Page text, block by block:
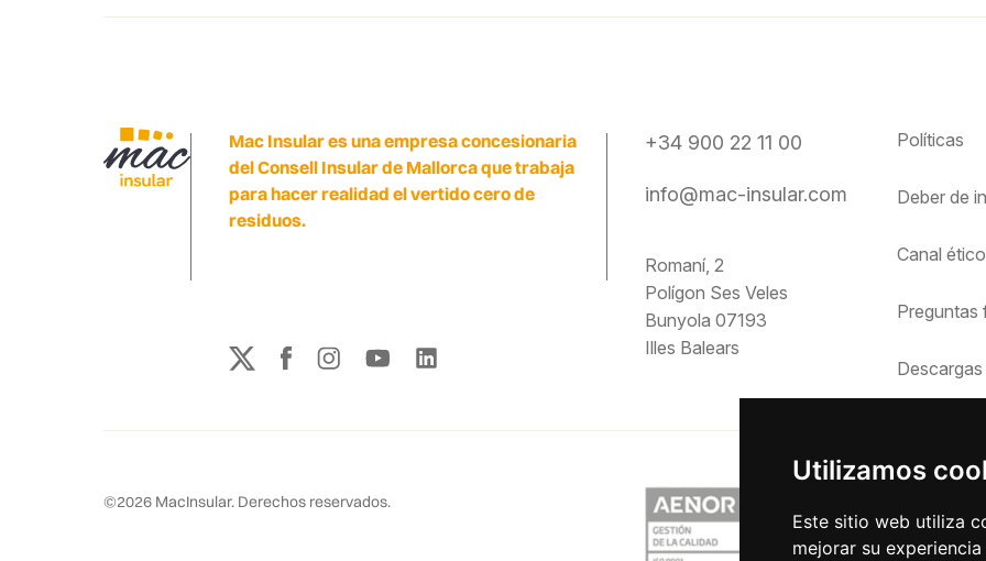
Utilizamos
Este sitio web utiliza
mejorar su
Mac Insular es una empresa concesionaria
del Consell Insular de Mallorca que trabaja
para hacer realidad el vertido cero de
residuos.
+34 900 22 11 00
info@mac-insular.com
Romaní, 2
Polígon Ses Veles
Bunyola 07193
Illes Balears
Políticas
Deber de
Canal ético
Preguntas
Descargas
©2026 MacInsular. Derechos reservados.